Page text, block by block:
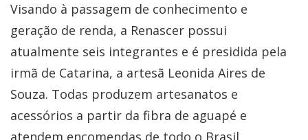
Visando à passagem de conhecimento e
geração de renda, a Renascer possui
atualmente seis integrantes e é presidida pela
irmã de Catarina, a artesã Leonida Aires de
Souza. Todas produzem artesanatos e
acessórios a partir da fibra de aguapé e